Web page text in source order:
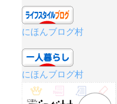
にほんブログ村
にほんブログ村